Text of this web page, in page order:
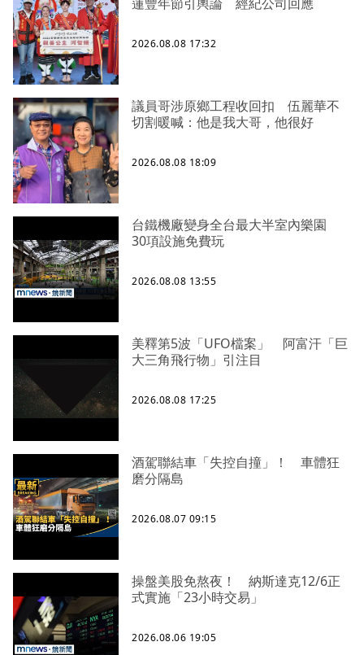
2026.08.08 17:32
議員哥涉原鄉工程收回扣 伍麗華不
切割暖喊：他是我大哥，他很好
2026.08.08 18:09
台鐵機廠變身全台最大半室內樂園
30項設施免費玩
2026.08.08 13:55
美釋第5波「UFO檔案」 阿富汗「巨
大三角飛行物」引注目
2026.08.08 17:25
酒駕聯結車「失控自撞」！ 車體狂
磨分隔島
2026.08.07 09:15
操盤美股免熬夜！ 納斯達克12/6正
式實施「23小時交易」
2026.08.06 19:05